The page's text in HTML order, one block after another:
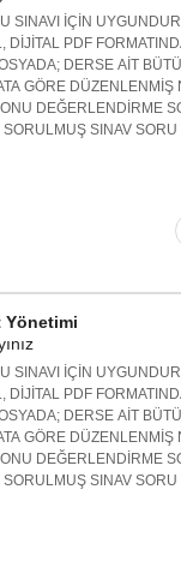
SINAVI İÇİN
DİJİTAL PDF
DERSE AİT
GÖRE DÜZENLENMİŞ
DEĞERLENDİRME
SINAV SORU
Yönetimi
SINAVI İÇİN
DİJİTAL PDF
DERSE AİT
GÖRE DÜZENLENMİŞ
DEĞERLENDİRME
SINAV SORU